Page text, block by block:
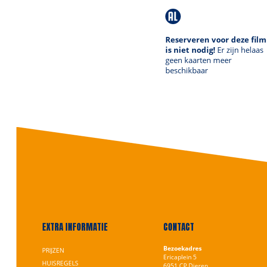
Reserveren voor deze film
is niet nodig! Er zijn helaas
geen kaarten meer
beschikbaar
EXTRA INFORMATIE
PRIJZEN
HUISREGELS
CONTACT
Bezoekadres
Ericaplein 5